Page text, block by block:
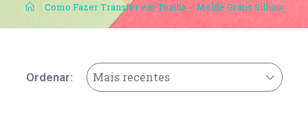
. Como Fazer Transfer em Toalha – Molde Grátis Silhouette
Ordenar: Mais recentes